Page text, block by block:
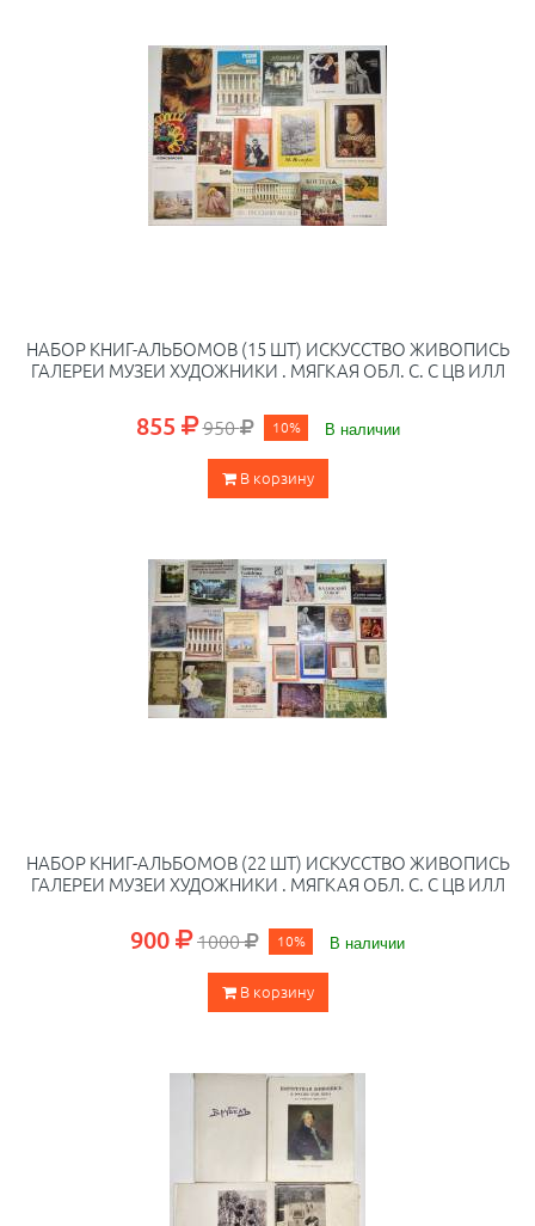
НАБОР КНИГ-АЛЬБОМОВ (15 ШТ) ИСКУССТВО ЖИВОПИСЬ
ГАЛЕРЕИ МУЗЕИ ХУДОЖНИКИ . МЯГКАЯ ОБЛ. С. С ЦВ ИЛЛ
855 950 10% В наличии
В корзину
НАБОР КНИГ-АЛЬБОМОВ (22 ШТ) ИСКУССТВО ЖИВОПИСЬ
ГАЛЕРЕИ МУЗЕИ ХУДОЖНИКИ . МЯГКАЯ ОБЛ. С. С ЦВ ИЛЛ
900 1000 10% В наличии
В корзину